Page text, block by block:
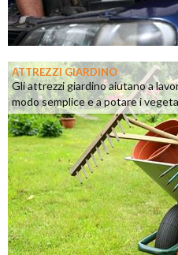
ATTREZZI GIARDINO
Gli attrezzi giardino aiutano a
modo semplice e a potare i